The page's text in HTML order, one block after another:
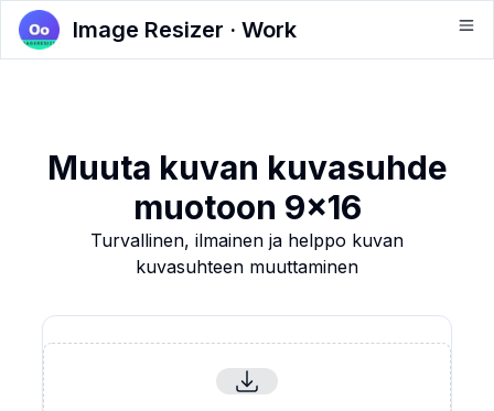
Image Resizer · Work
Muuta kuvan kuvasuhde
muotoon 9x16
Turvallinen, ilmainen ja helppo kuvan
kuvasuhteen muuttaminen